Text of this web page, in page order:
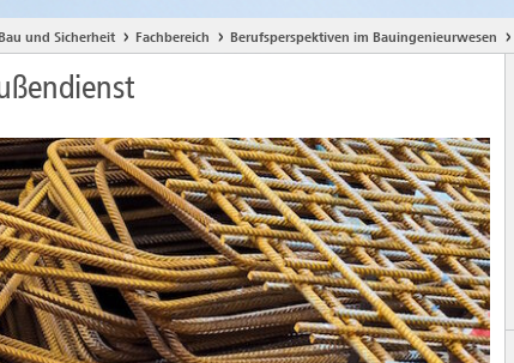
und Sicherheit Fachbereich Berufsperspektiven im Bauingenieurwesen